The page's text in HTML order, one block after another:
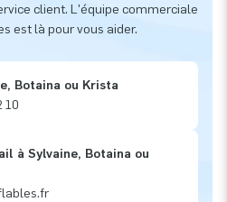
client. L'équipe commerciale
est là pour vous aider.
Botaina ou Krista
10
à Sylvaine, Botaina ou